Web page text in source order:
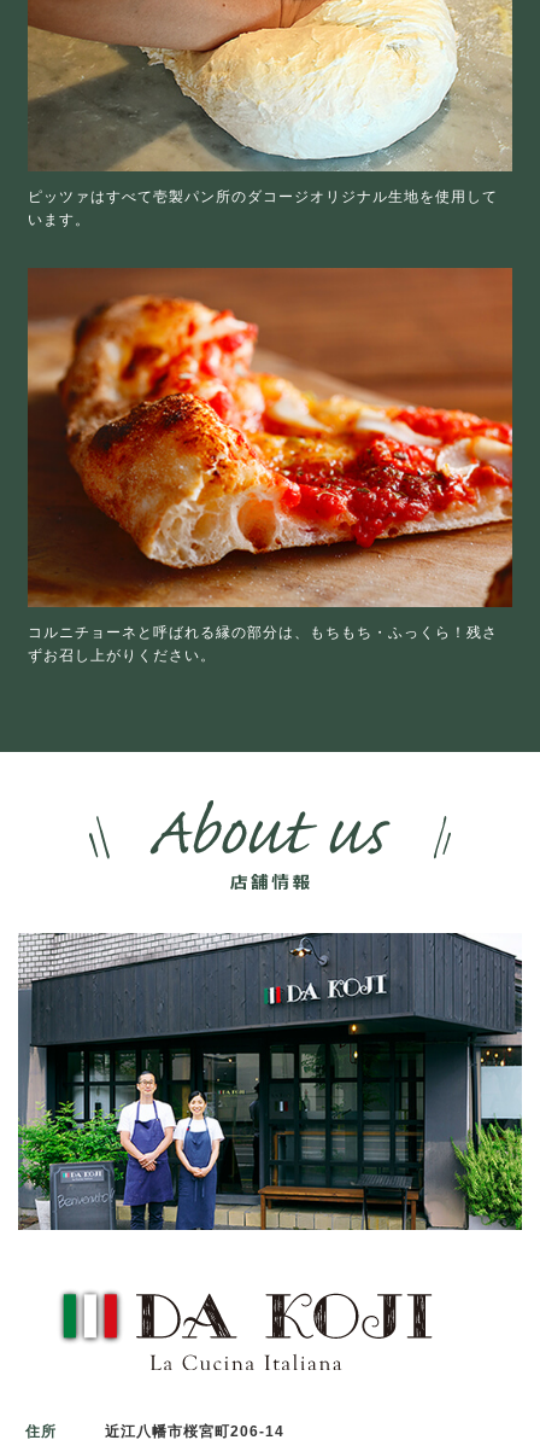
ピッツァはすべて壱製パン所のダコージオリジナル生地を使用して
います。
コルニチョーネと呼ばれる縁の部分は、もちもち・ふっくら！残さ
ずお召し上がりください。
住所 近江八幡市桜宮町206-14